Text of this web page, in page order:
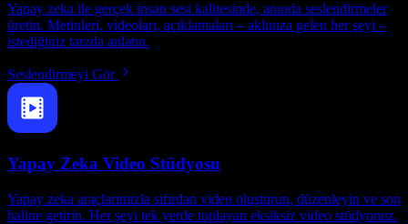
Yapay zeka ile gerçek insan sesi kalitesinde, anında seslendirmeler
üretin. Metinleri, videoları, açıklamaları – aklınıza gelen her şeyi –
istediğiniz tarzda anlatın.
Seslendirmeyi Gör
Yapay Zeka Video Stüdyosu
Yapay zeka araçlarımızla sıfırdan video oluşturun, düzenleyin ve son
haline getirin. Her şeyi tek yerde toplayan eksiksiz video stüdyonuz.